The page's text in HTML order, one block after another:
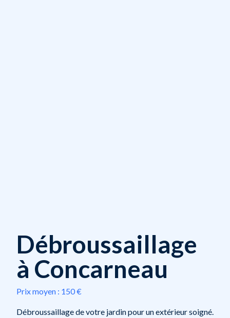
Débroussaillage
à Concarneau
Prix moyen : 150 €
Débroussaillage de votre jardin pour un extérieur soigné.